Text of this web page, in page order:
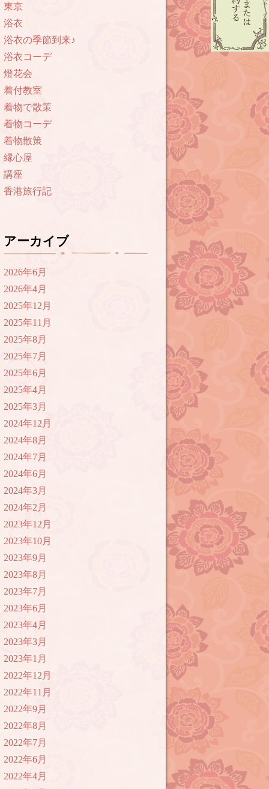
東京
浴衣
浴衣の季節到来♪
浴衣コーデ
燈花会
着付教室
着物で散策
着物コーデ
着物散策
縁心屋
講座
香港旅行記
アーカイブ
2026年6月
2026年4月
2025年12月
2025年11月
2025年8月
2025年7月
2025年6月
2025年4月
2025年3月
2024年12月
2024年8月
2024年7月
2024年6月
2024年3月
2024年2月
2023年12月
2023年10月
2023年9月
2023年8月
2023年7月
2023年6月
2023年4月
2023年3月
2023年1月
2022年12月
2022年11月
2022年9月
2022年8月
2022年7月
2022年6月
2022年4月